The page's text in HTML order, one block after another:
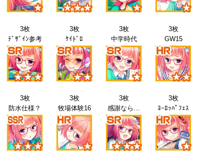
3枚
ﾃﾞｻﾞｲﾝ参考
3枚
ｹｲﾄﾞﾛ
3枚
中学時代
3枚
GW15
3枚
防水仕様？
3枚
牧場体験16
3枚
感謝なら…
3枚
ﾖｰﾛｯﾊﾟﾌｪｽ